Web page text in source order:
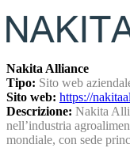
Nakita Alliance
Tipo: Sito web
Sito web: https://
Descrizione: Nakita
nell’industria
mondiale, con sede